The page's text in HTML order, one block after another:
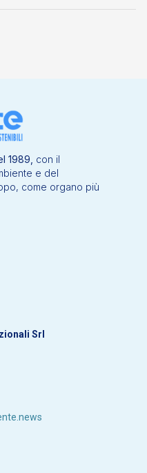
1989, con il
e del
come organo più
Srl